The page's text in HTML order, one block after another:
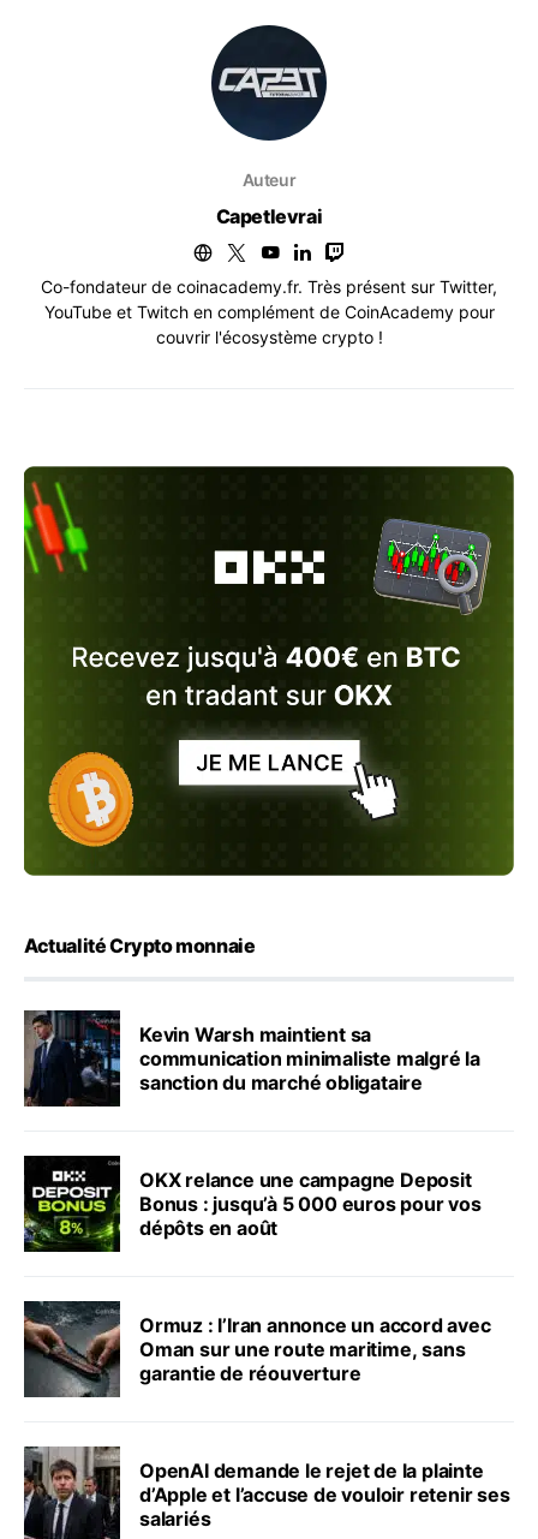
Auteur
Capetlevrai
Co-fondateur de coinacademy.fr. Très présent sur Twitter,
YouTube et Twitch en complément de CoinAcademy pour
couvrir l'écosystème crypto !
Actualité Crypto monnaie
Kevin Warsh maintient sa
communication minimaliste malgré la
sanction du marché obligataire
OKX relance une campagne Deposit
Bonus : jusqu’à 5 000 euros pour vos
dépôts en août
Ormuz : l’Iran annonce un accord avec
Oman sur une route maritime, sans
garantie de réouverture
OpenAI demande le rejet de la plainte
d’Apple et l’accuse de vouloir retenir ses
salariés